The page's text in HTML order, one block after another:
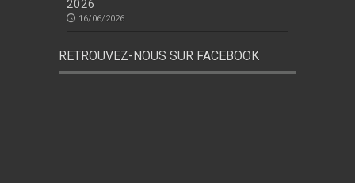
2026
16/06/2026
RETROUVEZ-NOUS SUR FACEBOOK